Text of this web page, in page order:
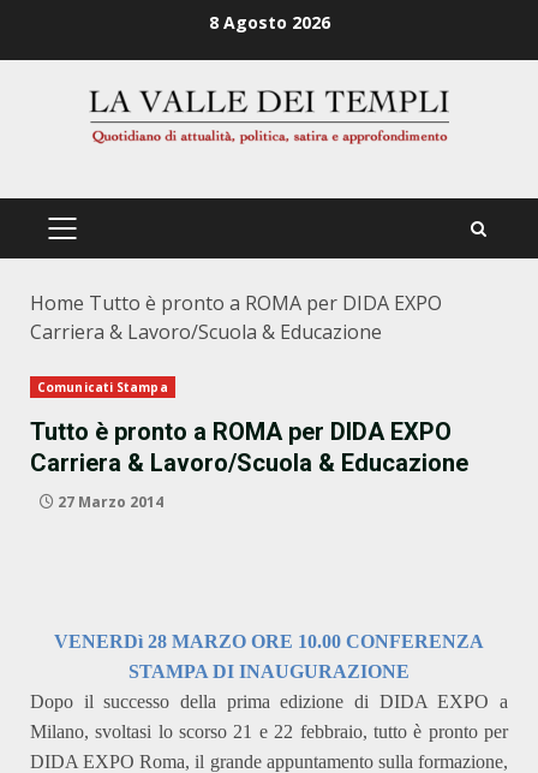
8 Agosto 2026
PRIMÄRES
Home Tutto è pronto a ROMA per DIDA EXPO
Carriera & Lavoro/Scuola & Educazione
Comunicati Stampa
Tutto è pronto a ROMA per DIDA EXPO
Carriera & Lavoro/Scuola & Educazione
27 Marzo 2014
VENERDì 28 MARZO ORE 10.00 CONFERENZA
STAMPA DI INAUGURAZIONE
Dopo il successo della prima edizione di DIDA EXPO a
Milano, svoltasi lo scorso 21 e 22 febbraio, tutto è pronto per
DIDA EXPO Roma, il grande appuntamento sulla formazione,